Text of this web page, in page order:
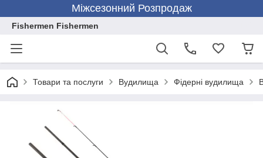
Міжсезонний Розпродаж
Fishermen Fishermen
Товари та послуги Вудилища Фідерні вудилища